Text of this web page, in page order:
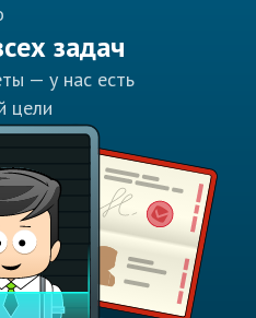
задач
— у нас есть
цели